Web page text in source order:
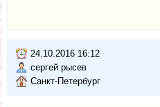
24.10.2016 16:12
сергей рысев
Санкт-Петербург